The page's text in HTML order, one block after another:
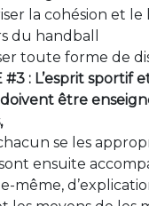
la cohésion et
du handball
toute forme de
#3 : L’esprit sportif
être
se les
ensuite
même,